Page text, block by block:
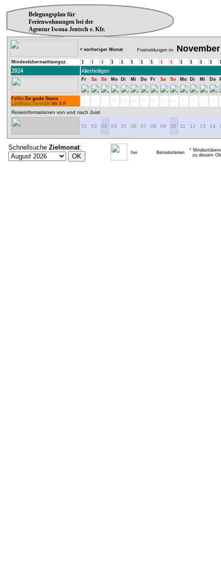
Belegungsplan für
Ferienwohnungen bei der
Agentur Iwona Jentsch e. Kfr.
< vorheriger Monat Freimeldungen im November
Mindestübernachtungsz. 1 1 1 1 1 1 1 1 1 1 1 1 1 1
2024 Allerheiligen
Fr Sa So Mo Di Mi Do Fr Sa So Mo Di Mi Do
FeWo De gode Stuuv
Landhaus Gertrude bis 4 P.
Reiseinformationen von und nach Juist
01 02 03 04 05 06 07 08 09 10 11 12 13 14
Schnellsuche Zielmonat:
frei Betriebsferien
*
zu diesem